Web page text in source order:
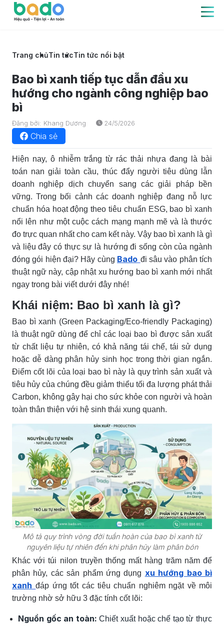
Trang chủTin tứcTin tức nổi bật
Bao bì xanh tiếp tục dẫn đầu xu
hướng cho ngành công nghiệp bao
bì
Đăng bởi: Khang Dương 24/5/2026
Chia sẻ
Hiện nay, ô nhiễm trắng từ rác thải nhựa đang là bài
toán nan giải toàn cầu, thúc đẩy người tiêu dùng lẫn
doanh nghiệp dịch chuyển sang các giải pháp bền
vững. Trong bối cảnh các doanh nghiệp đang nỗ lực
chuẩn hóa hoạt động theo tiêu chuẩn ESG, bao bì xanh
nổi lên như một cuộc cách mạng mạnh mẽ và là thước
đo trực quan nhất cho cam kết này. Vậy bao bì xanh là gì
và liệu đây có thực sự là hướng đi sống còn của ngành
đóng gói hiện đại? Hãy cùng Bado đi sâu vào phân tích
thuật ngữ này, cập nhật xu hướng bao bì xanh mới nhất
ngay trong bài viết dưới đây nhé!
Khái niệm: Bao bì xanh là gì?
Bao bì xanh (Green Packaging/Eco-friendly Packaging)
là thuật ngữ dùng để chỉ các loại bao bì được sản xuất
từ chất liệu tự nhiên, có khả năng tái chế, tái sử dụng
hoặc dễ dàng phân hủy sinh học trong thời gian ngắn.
Điểm cốt lõi của loại bao bì này là quy trình sản xuất và
tiêu hủy của chúng đều giảm thiểu tối đa lượng phát thải
Carbon, không gây hại cho sức khỏe con người và hoàn
toàn thân thiện với hệ sinh thái xung quanh.
Mô tả quy trình vòng đời tuần hoàn của bao bì xanh từ
nguyên liệu tự nhiên đến khi phân hủy làm phân bón
Khác với túi nilon truyền thống mất hàng trăm năm để
phân hủy, các sản phẩm ứng dụng xu hướng bao bì
xanh đáp ứng tốt các tiêu chuẩn nghiêm ngặt về môi
trường nhờ sở hữu 3 đặc tính cốt lõi:
Nguồn gốc an toàn: Chiết xuất hoặc chế tạo từ thực